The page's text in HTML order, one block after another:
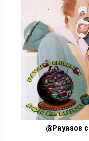
@Payasos